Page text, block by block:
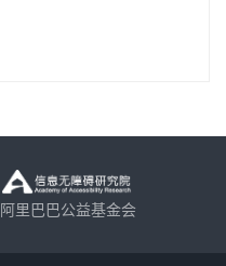
阿里巴巴公益基金会